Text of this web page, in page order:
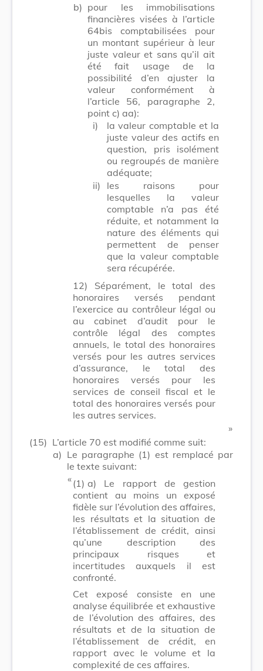
b) pour les immobilisations
financières visées à l’article
64bis comptabilisées pour
un montant supérieur à leur
juste valeur et sans qu’il ait
été fait usage de la
possibilité d’en ajuster la
valeur conformément à
l’article 56, paragraphe 2,
point c) aa):
i)
la valeur comptable et la
juste valeur des actifs en
question, pris isolément
ou regroupés de manière
adéquate;
ii)
les raisons pour
lesquelles la valeur
comptable n’a pas été
réduite, et notamment la
nature des éléments qui
permettent de penser
que la valeur comptable
sera récupérée.
12) Séparément, le total des
honoraires versés pendant
l’exercice au contrôleur légal ou
au cabinet d’audit pour le
contrôle légal des comptes
annuels, le total des honoraires
versés pour les autres services
d’assurance, le total des
honoraires versés pour les
services de conseil fiscal et le
total des honoraires versés pour
les autres services.
​ »
(15) L’article 70 est modifié comme suit:
a) Le paragraphe (1) est remplacé par
le texte suivant:
​ «(1) a) Le rapport de gestion
contient au moins un exposé
fidèle sur l’évolution des affaires,
les résultats et la situation de
l’établissement de crédit, ainsi
qu’une description des
principaux risques et
incertitudes auxquels il est
confronté.
Cet exposé consiste en une
analyse équilibrée et exhaustive
de l’évolution des affaires, des
résultats et de la situation de
l’établissement de crédit, en
rapport avec le volume et la
complexité de ces affaires.